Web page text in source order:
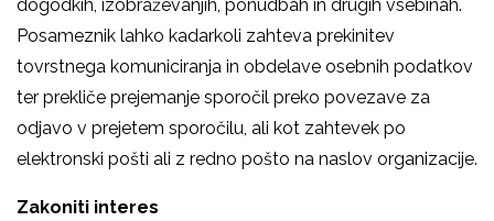
dogodkih, izobraževanjih, ponudbah in drugih vsebinah.
Posameznik lahko kadarkoli zahteva prekinitev
tovrstnega komuniciranja in obdelave osebnih podatkov
ter prekliče prejemanje sporočil preko povezave za
odjavo v prejetem sporočilu, ali kot zahtevek po
elektronski pošti ali z redno pošto na naslov organizacije.
Zakoniti interes